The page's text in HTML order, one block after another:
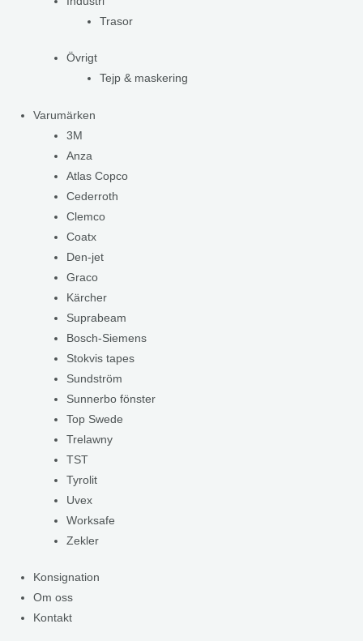
Trasor
Övrigt
Tejp & maskering
Varumärken
3M
Anza
Atlas Copco
Cederroth
Clemco
Coatx
Den-jet
Graco
Kärcher
Suprabeam
Bosch-Siemens
Stokvis tapes
Sundström
Sunnerbo fönster
Top Swede
Trelawny
TST
Tyrolit
Uvex
Worksafe
Zekler
Konsignation
Om oss
Kontakt